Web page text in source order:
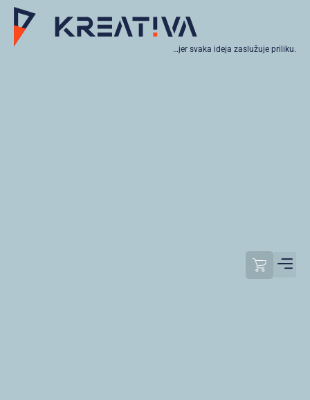
…jer svaka ideja zaslužuje priliku.